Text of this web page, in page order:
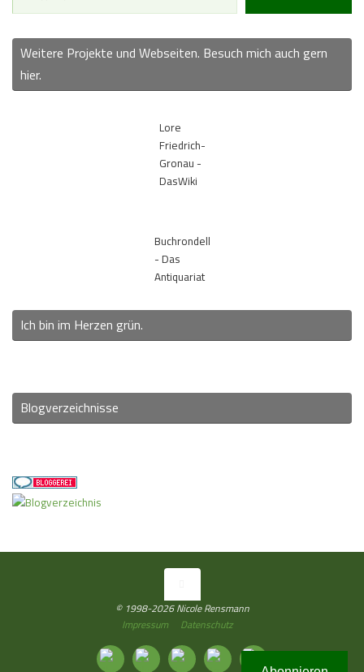
Weitere Projekte und Webseiten. Besuch mich auch gern
hier.
Lore
Friedrich-
Gronau -
DasWiki
Buchrondell
- Das
Antiquariat
Ich bin im Herzen grün.
Blogverzeichnisse
© 1998-2026 Nicole Rensmann
Impressum
Datenschutz